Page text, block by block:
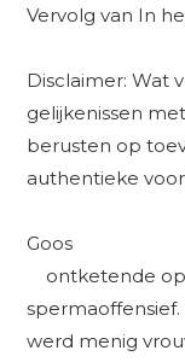
Vervolg van In
Disclaimer: Wat
gelijkenissen
berusten op
authentieke
ontketende op
werd menig